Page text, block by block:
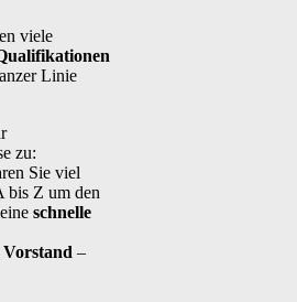
viele
Linie
zu:
Sie viel
bis Z um den
schnelle
Vorstand –